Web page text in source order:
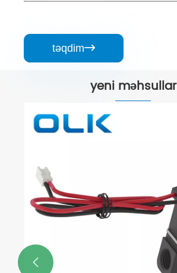
təqdim
yeni məhsullar
